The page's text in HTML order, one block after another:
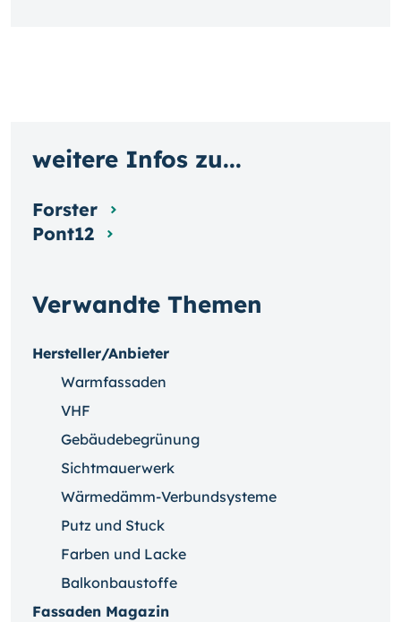
Verwandte Themen
Hersteller/Anbieter
Warmfassaden
VHF
Gebäudebegrünung
Sichtmauerwerk
Wärmedämm-Verbundsysteme
Putz und Stuck
Farben und Lacke
Balkonbaustoffe
Fassaden Magazin
weitere Infos zu...
Forster
Pont12